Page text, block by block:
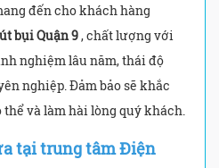
đến cho khách hàng
bụi Quận 9, chất lượng với
nghiệm lâu năm, thái độ
nghiệp. Đảm bảo sẽ khắc
và làm hài lòng quý khách.
tại trung tâm Điện